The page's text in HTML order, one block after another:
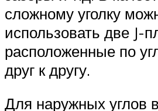
сложному уголку
использовать две J-
расположенные по
друг к другу.
Для наружных углов